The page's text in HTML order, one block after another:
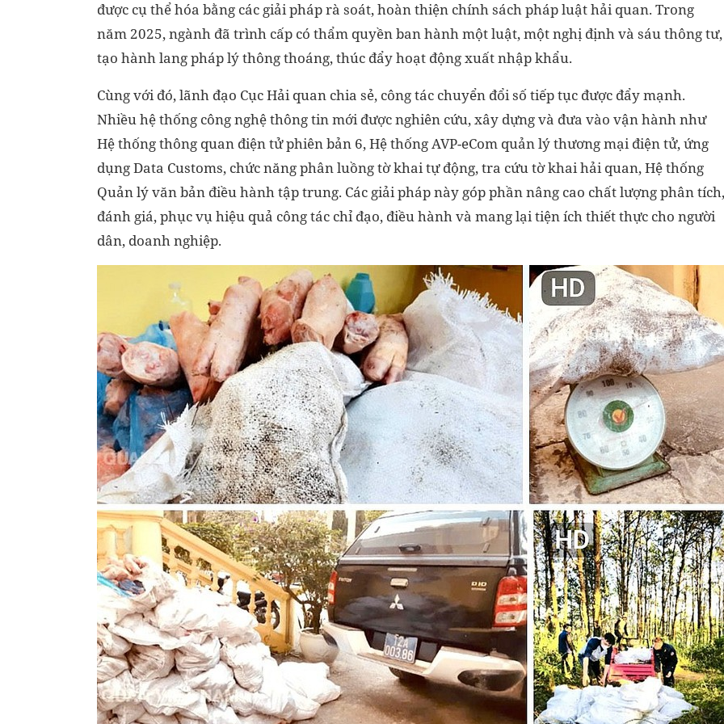
được cụ thể hóa bằng các giải pháp rà soát, hoàn thiện chính sách pháp luật hải quan. Trong
năm 2025, ngành đã trình cấp có thẩm quyền ban hành một luật, một nghị định và sáu thông tư,
tạo hành lang pháp lý thông thoáng, thúc đẩy hoạt động xuất nhập khẩu.
Cùng với đó, lãnh đạo Cục Hải quan chia sẻ, công tác chuyển đổi số tiếp tục được đẩy mạnh.
Nhiều hệ thống công nghệ thông tin mới được nghiên cứu, xây dựng và đưa vào vận hành như
Hệ thống thông quan điện tử phiên bản 6, Hệ thống AVP-eCom quản lý thương mại điện tử, ứng
dụng Data Customs, chức năng phân luồng tờ khai tự động, tra cứu tờ khai hải quan, Hệ thống
Quản lý văn bản điều hành tập trung. Các giải pháp này góp phần nâng cao chất lượng phân tích,
đánh giá, phục vụ hiệu quả công tác chỉ đạo, điều hành và mang lại tiện ích thiết thực cho người
dân, doanh nghiệp.